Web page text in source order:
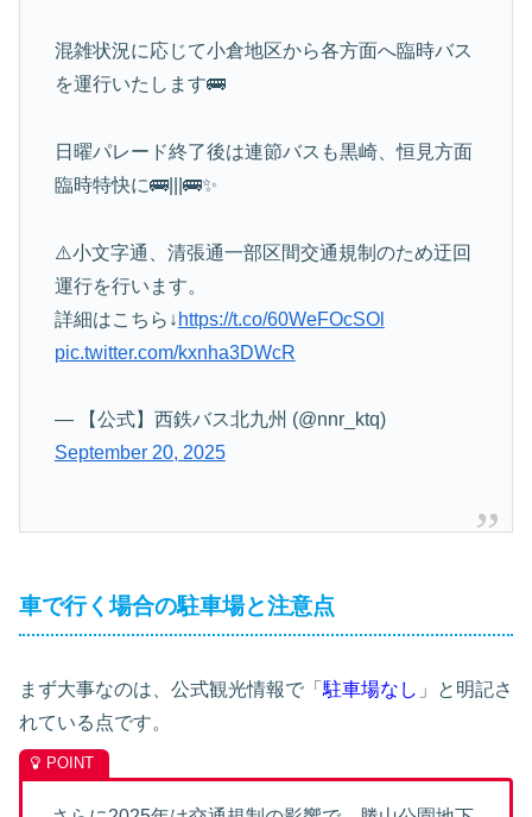
混雑状況に応じて小倉地区から各方面へ臨時バス
を運行いたします🚌
日曜パレード終了後は連節バスも黒崎、恒見方面
臨時特快に🚌|||🚌✨
⚠️小文字通、清張通一部区間交通規制のため迂回
運行を行います。
詳細はこちら↓ https://t.co/60WeFOcSOl
pic.twitter.com/kxnha3DWcR
— 【公式】西鉄バス北九州 (@nnr_ktq)
September 20, 2025
車で行く場合の駐車場と注意点
まず大事なのは、公式観光情報で「 駐車場なし 」と明記さ
れている点です。